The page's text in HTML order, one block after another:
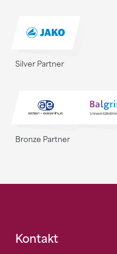
Silver Partner
Bronze Partner
Fusszeile
Kontakt